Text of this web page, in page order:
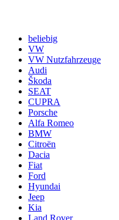
beliebig
VW
VW Nutzfahrzeuge
Audi
Škoda
SEAT
CUPRA
Porsche
Alfa Romeo
BMW
Citroën
Dacia
Fiat
Ford
Hyundai
Jeep
Kia
Land Rover